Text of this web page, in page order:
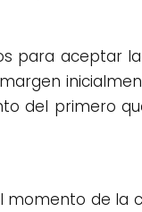
para aceptar
del primero
momento de la